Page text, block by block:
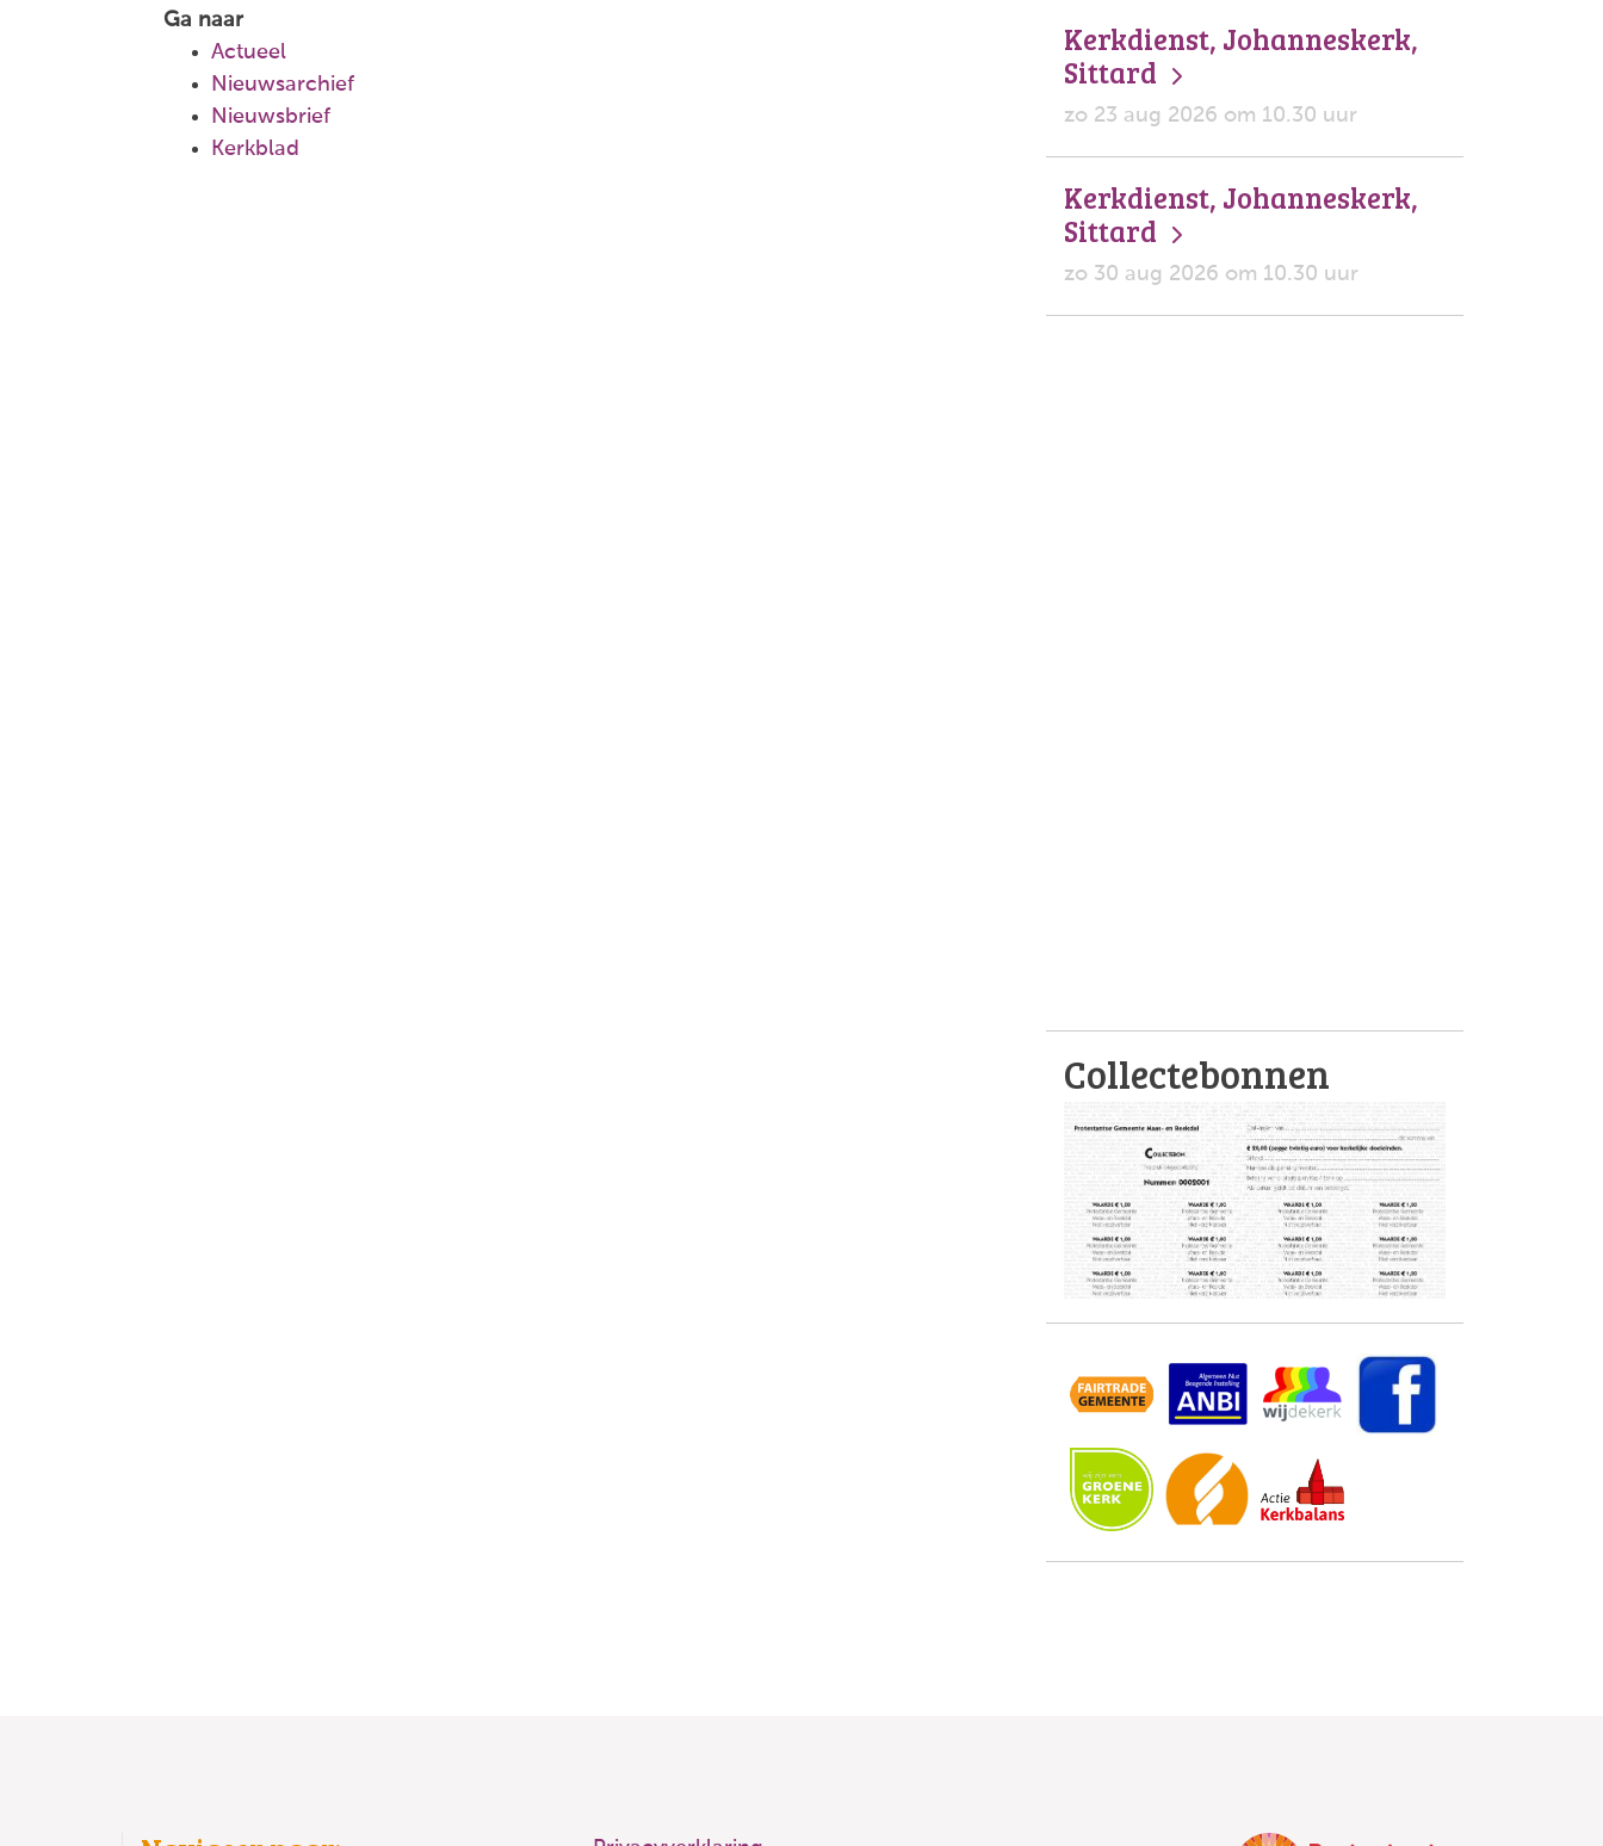
Ga naar
Actueel
Nieuwsarchief
Nieuwsbrief
Kerkblad
Kerkdienst, Johanneskerk,
Sittard
zo 23 aug 2026 om 10.30 uur
Kerkdienst, Johanneskerk,
Sittard
zo 30 aug 2026 om 10.30 uur
Collectebonnen